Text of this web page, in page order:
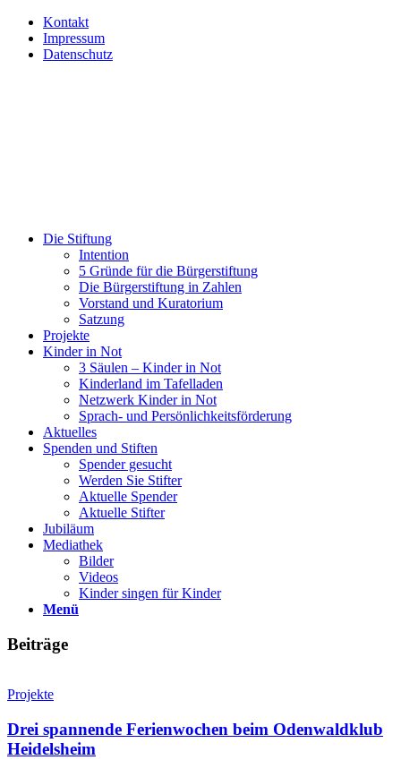
Kontakt
Impressum
Datenschutz
Die Stiftung
Intention
5 Gründe für die Bürgerstiftung
Die Bürgerstiftung in Zahlen
Vorstand und Kuratorium
Satzung
Projekte
Kinder in Not
3 Säulen – Kinder in Not
Kinderland im Tafelladen
Netzwerk Kinder in Not
Sprach- und Persönlichkeits­förderung
Aktuelles
Spenden und Stiften
Spender gesucht
Werden Sie Stifter
Aktuelle Spender
Aktuelle Stifter
Jubiläum
Mediathek
Bilder
Videos
Kinder singen für Kinder
Menü
Beiträge
Projekte
Drei spannende Ferienwochen beim Odenwaldklub
Heidelsheim